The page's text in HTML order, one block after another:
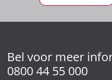
Bel voor meer
0800 44 55 000